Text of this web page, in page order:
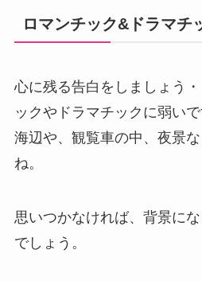
ロマンチック&ドラマチ
心に残る告白をしましょう
ックやドラマチックに弱いで
海辺や、観覧車の中、夜景
ね。
思いつかなければ、背景に
でしょう。